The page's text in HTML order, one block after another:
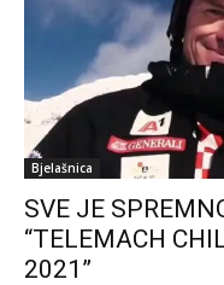
Bjelašnica
SVE JE
“TELEMACH
2021”